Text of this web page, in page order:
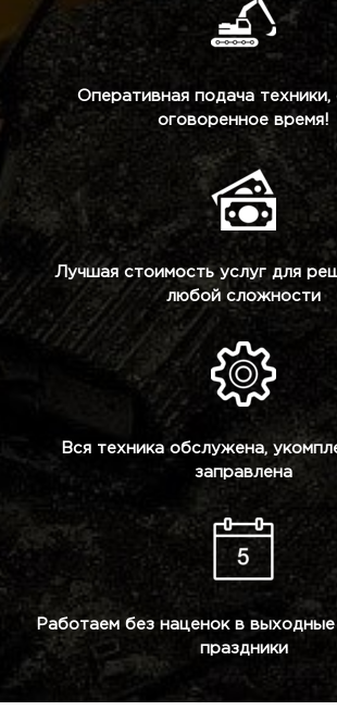
Оперативная подача техники,
оговоренное время!
Лучшая стоимость услуг для
любой сложности
Вся техника обслужена,
заправлена
Работаем без наценок в
праздники